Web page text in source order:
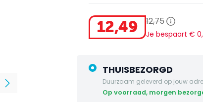
12,49 12,75
Je bespaart € 0,
THUISBEZORGD
Duurzaam geleverd op jouw
op voorraad, morgen